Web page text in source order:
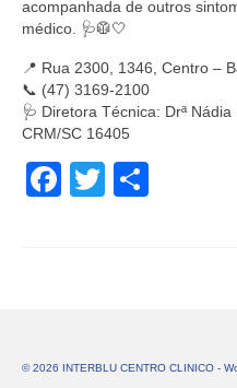
acompanhada de outros
médico. 🩺🥼🤍
📍 Rua 2300, 1346, Centro –
📞 (47) 3169-2100
🩺 Diretora Técnica: Drª
CRM/SC 16405
Facebook
Twitter
© 2026 INTERBLU CENTRO CLINICO -